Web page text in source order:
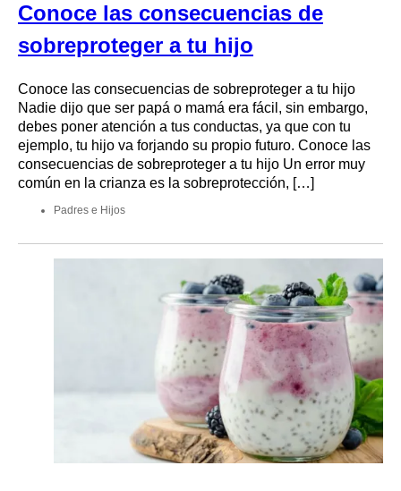
Conoce las consecuencias de
sobreproteger a tu hijo
Conoce las consecuencias de sobreproteger a tu hijo
Nadie dijo que ser papá o mamá era fácil, sin embargo,
debes poner atención a tus conductas, ya que con tu
ejemplo, tu hijo va forjando su propio futuro. Conoce las
consecuencias de sobreproteger a tu hijo Un error muy
común en la crianza es la sobreprotección, […]
Padres e Hijos